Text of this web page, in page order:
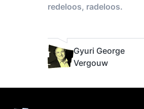
redeloos, radeloos.
Gyuri George
Vergouw